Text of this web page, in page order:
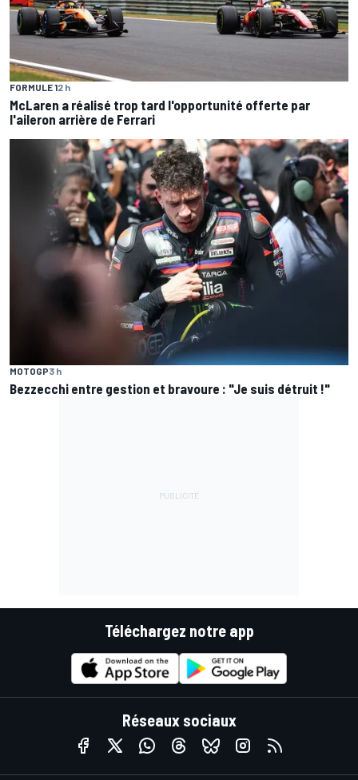
FORMULE 12 h
McLaren a réalisé trop tard l'opportunité offerte par
l'aileron arrière de Ferrari
MOTOGP3 h
Bezzecchi entre gestion et bravoure : "Je suis détruit !"
Téléchargez notre app
Réseaux sociaux